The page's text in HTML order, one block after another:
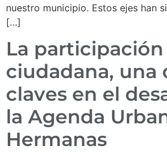
nuestro municipio. Estos ejes han
[…]
La participación
ciudadana, una
claves en el
la Agenda
Hermanas